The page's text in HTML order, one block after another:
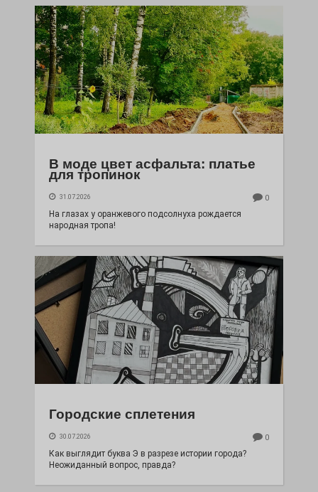
В моде цвет асфальта: платье
для тропинок
31.07.2026 0
На глазах у оранжевого подсолнуха рождается
народная тропа!
Городские сплетения
30.07.2026 0
Как выглядит буква Э в разрезе истории города?
Неожиданный вопрос, правда?